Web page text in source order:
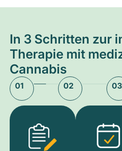
In 3 Schritten zur
Therapie mit
Cannabis
01 02 03